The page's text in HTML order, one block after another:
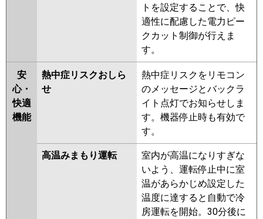
トを設定することで、快
適性に配慮した電力ピー
クカット制御が行えま
す。
安
心・
快適
機能
熱中症リスクおしら
せ
熱中症リスクをリモコン
のメッセージとバックラ
イト点灯でお知らせしま
す。機器停止時も有効で
す。
高温みまもり運転
室内が高温になりすぎな
いよう、運転停止中に室
温があらかじめ設定した
温度に達すると自動で冷
房運転を開始。30分後に